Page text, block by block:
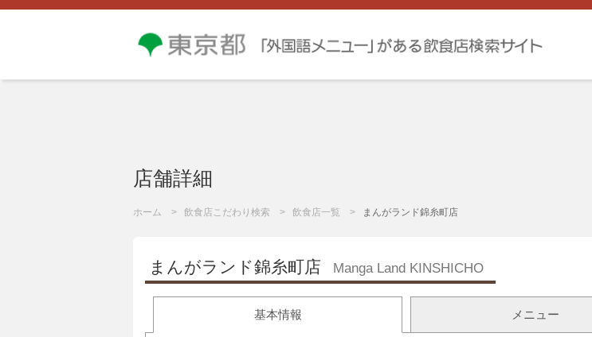
店舗詳細
ホーム 飲食店こだわり検索 飲食店一覧 まんがランド錦糸町店
まんがランド錦糸町店 Manga Land KINSHICHO
基本情報 メニュー